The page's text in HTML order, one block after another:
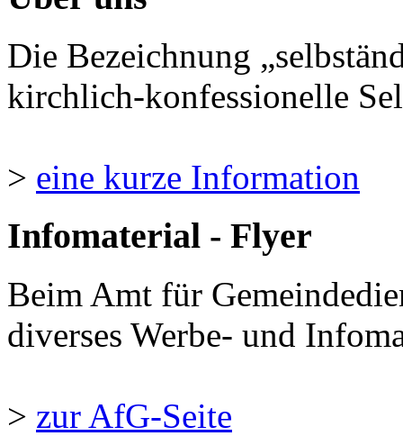
Die Bezeichnung
kirchlich-konfessionelle
> eine kurze Information
Infomaterial - Flyer
Beim Amt für
diverses Werbe- und
> zur AfG-Seite